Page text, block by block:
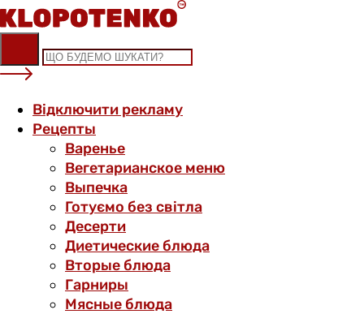
Skip
to
content
Відключити рекламу
Рецепты
Варенье
Вегетарианское меню
Выпечка
Готуємо без світла
Десерти
Диетические блюда
Вторые блюда
Гарниры
Мясные блюда